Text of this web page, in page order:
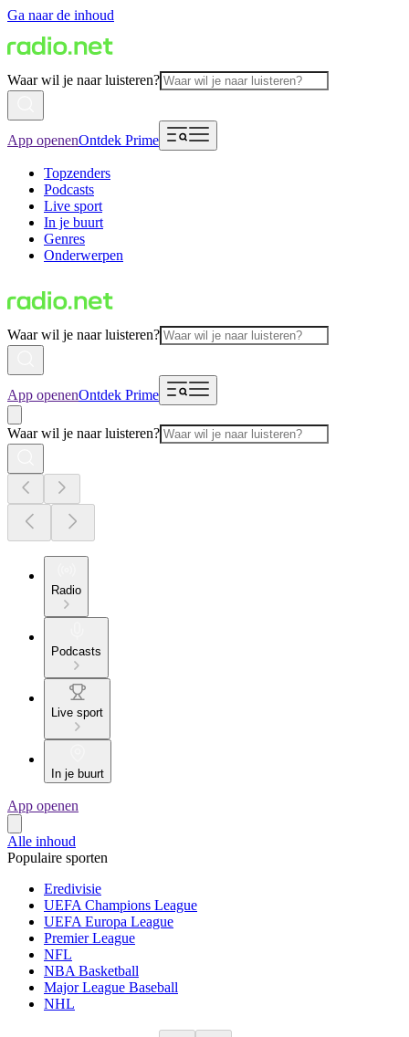
Ga naar de inhoud
Waar wil je naar luisteren?
App openenOntdek Prime
Topzenders
Podcasts
Live sport
In je buurt
Genres
Onderwerpen
Waar wil je naar luisteren?
App openenOntdek Prime
Waar wil je naar luisteren?
Radio
Podcasts
Live sport
In je buurt
App openen
Alle inhoud
Populaire sporten
Eredivisie
UEFA Champions League
UEFA Europa League
Premier League
NFL
NBA Basketball
Major League Baseball
NHL